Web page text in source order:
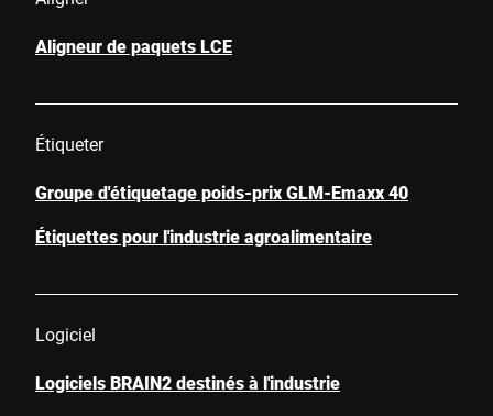
Aligneur de paquets LCE
Étiqueter
Groupe d'étiquetage poids-prix GLM-Emaxx 40
Étiquettes pour l'industrie agroalimentaire
Logiciel
Logiciels BRAIN2 destinés à l'industrie